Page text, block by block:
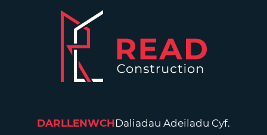
DARLLENWCHDaliadau Adeiladu Cyf.